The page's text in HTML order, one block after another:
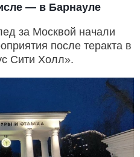
— в Барнауле
за Москвой начали
после теракта в
Сити Холл».